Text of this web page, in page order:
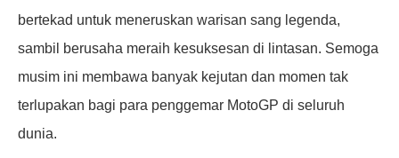
bertekad untuk meneruskan warisan sang legenda,
sambil berusaha meraih kesuksesan di lintasan. Semoga
musim ini membawa banyak kejutan dan momen tak
terlupakan bagi para penggemar MotoGP di seluruh
dunia.